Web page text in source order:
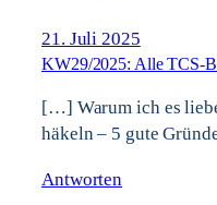
21. Juli 2025
KW29/2025: Alle TCS-
[…] Warum ich es
häkeln – 5 gute
Antworten